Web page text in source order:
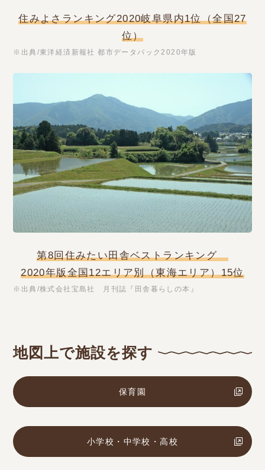
住みよさランキング2020岐阜県内1位（全国27
位）
※出典/東洋経済新報社 都市データパック2020年版
第8回住みたい田舎ベストランキング
2020年版全国12エリア別（東海エリア）15位
※出典/株式会社宝島社 月刊誌『田舎暮らしの本』
地図上で施設を探す
保育園
小学校・中学校・高校